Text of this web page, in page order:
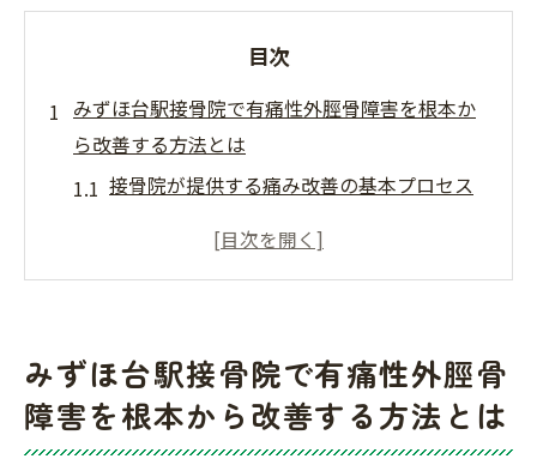
目次
みずほ台駅接骨院で有痛性外脛骨障害を根本か
ら改善する方法とは
接骨院が提供する痛み改善の基本プロセス
個別症状に合わせた施術プランの重要性
日常生活での予防策の提案
患者の立場に立った施術の進め方
みずほ台駅接骨院で有痛性外脛骨
障害を根本から改善する方法とは